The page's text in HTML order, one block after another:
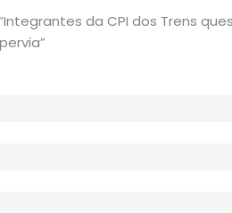
da CPI dos Trens